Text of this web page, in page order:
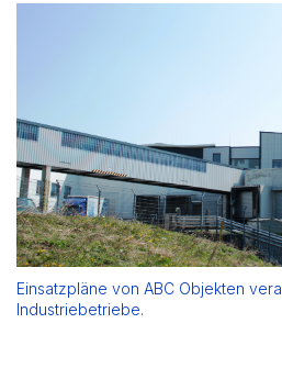
Einsatzpläne von ABC Objekten
Industriebetriebe.